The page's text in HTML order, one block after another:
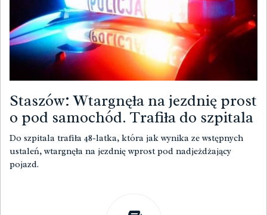
Staszów: Wtargnęła na jezdnię prost
o pod samochód. Trafiła do szpitala
Do szpitala trafiła 48-latka, która jak wynika ze wstępnych
ustaleń, wtargnęła na jezdnię wprost pod nadjeżdżający
pojazd.